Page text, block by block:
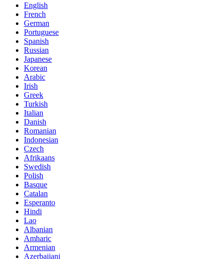
English
French
German
Portuguese
Spanish
Russian
Japanese
Korean
Arabic
Irish
Greek
Turkish
Italian
Danish
Romanian
Indonesian
Czech
Afrikaans
Swedish
Polish
Basque
Catalan
Esperanto
Hindi
Lao
Albanian
Amharic
Armenian
Azerbaijani